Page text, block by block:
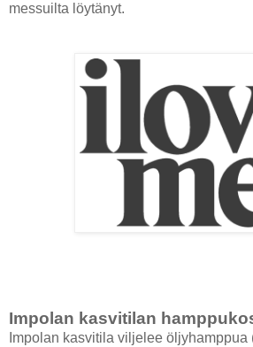
messuilta löytänyt.
Impolan kasvitilan
Impolan kasvitila viljelee